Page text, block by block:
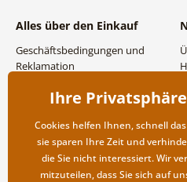
Alles über den Einkauf
Geschäftsbedingungen und
Reklamation
Versand- und
Rücksendung der Ware
Ihre
Cookies helfen Ihnen, schnell
sie sparen Ihre Zeit und
die Sie nicht interessiert. Wir
mitzuteilen, dass Sie sich auf